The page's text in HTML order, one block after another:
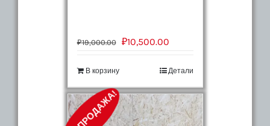
₽19,000.00 ₽10,500.00
В корзину Детали